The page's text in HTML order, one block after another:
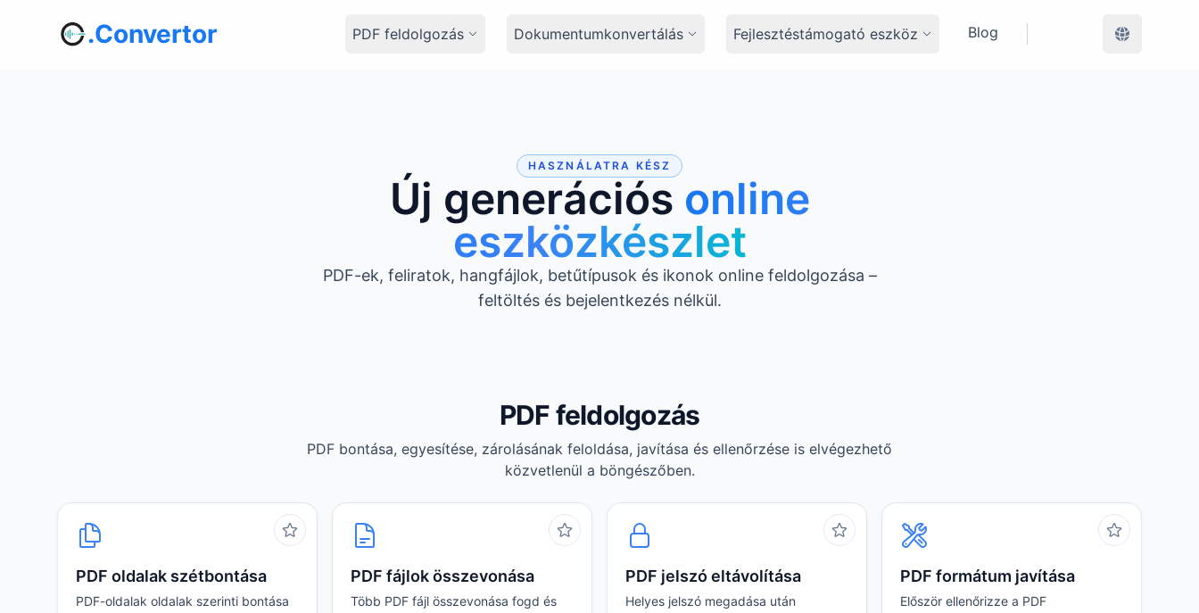
.Convertor PDF feldolgozás Dokumentumkonvertálás Fejlesztéstámogató eszköz Blog
HASZNÁLATRA KÉSZ
Új generációs online
eszközkészlet
PDF-ek, feliratok, hangfájlok, betűtípusok és ikonok online feldolgozása –
feltöltés és bejelentkezés nélkül.
PDF feldolgozás
PDF bontása, egyesítése, zárolásának feloldása, javítása és ellenőrzése is elvégezhető
közvetlenül a böngészőben.
PDF oldalak szétbontása
PDF-oldalak oldalak szerinti bontása
PDF fájlok összevonása
Több PDF fájl összevonása fogd és
PDF jelszó eltávolítása
Helyes jelszó megadása után
PDF formátum javítása
Először ellenőrizze a PDF